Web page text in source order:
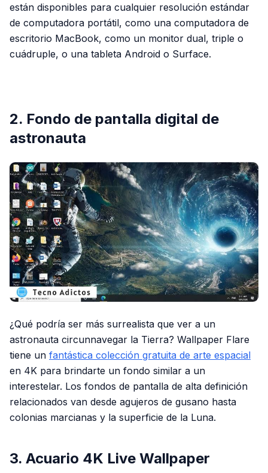
están disponibles para cualquier resolución estándar
de computadora portátil, como una computadora de
escritorio MacBook, como un monitor dual, triple o
cuádruple, o una tableta Android o Surface.
2. Fondo de pantalla digital de
astronauta
¿Qué podría ser más surrealista que ver a un
astronauta circunnavegar la Tierra? Wallpaper Flare
tiene un fantástica colección gratuita de arte espacial
en 4K para brindarte un fondo similar a un
interestelar. Los fondos de pantalla de alta definición
relacionados van desde agujeros de gusano hasta
colonias marcianas y la superficie de la Luna.
3. Acuario 4K Live Wallpaper